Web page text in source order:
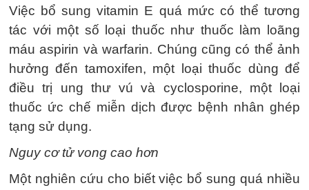
Việc bổ sung vitamin E quá mức có thể tương
tác với một số loại thuốc như thuốc làm loãng
máu aspirin và warfarin. Chúng cũng có thể ảnh
hưởng đến tamoxifen, một loại thuốc dùng để
điều trị ung thư vú và cyclosporine, một loại
thuốc ức chế miễn dịch được bệnh nhân ghép
tạng sử dụng.
Nguy cơ tử vong cao hơn
Một nghiên cứu cho biết việc bổ sung quá nhiều